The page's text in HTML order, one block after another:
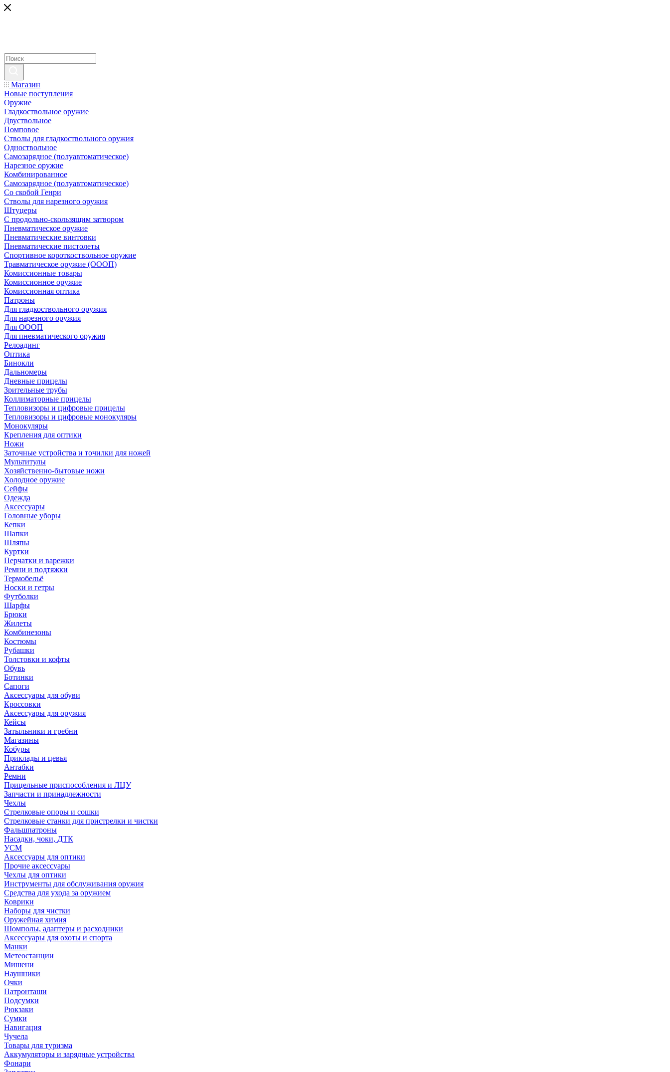
Магазин
Новые поступления
Оружие
Гладкоствольное оружие
Двуствольное
Помповое
Стволы для гладкоствольного оружия
Одноствольное
Самозарядное (полуавтоматическое)
Нарезное оружие
Комбинированное
Самозарядное (полуавтоматическое)
Со скобой Генри
Стволы для нарезного оружия
Штуцеры
С продольно-скользящим затвором
Пневматическое оружие
Пневматические винтовки
Пневматические пистолеты
Спортивное короткоствольное оружие
Травматическое оружие (ОООП)
Комиссионные товары
Комиссионное оружие
Комиссионная оптика
Патроны
Для гладкоствольного оружия
Для нарезного оружия
Для ОООП
Для пневматического оружия
Релоадинг
Оптика
Бинокли
Дальномеры
Дневные прицелы
Зрительные трубы
Коллиматорные прицелы
Тепловизоры и цифровые прицелы
Тепловизоры и цифровые монокуляры
Монокуляры
Крепления для оптики
Ножи
Заточные устройства и точилки для ножей
Мультитулы
Хозяйственно-бытовые ножи
Холодное оружие
Сейфы
Одежда
Аксессуары
Головные уборы
Кепки
Шапки
Шляпы
Куртки
Перчатки и варежки
Ремни и подтяжки
Термобельё
Носки и гетры
Футболки
Шарфы
Брюки
Жилеты
Комбинезоны
Костюмы
Рубашки
Толстовки и кофты
Обувь
Ботинки
Сапоги
Аксессуары для обуви
Кроссовки
Аксессуары для оружия
Кейсы
Затыльники и гребни
Магазины
Кобуры
Приклады и цевья
Антабки
Ремни
Прицельные приспособления и ЛЦУ
Запчасти и принадлежности
Чехлы
Стрелковые опоры и сошки
Стрелковые станки для пристрелки и чистки
Фальшпатроны
Насадки, чоки, ДТК
УСМ
Аксессуары для оптики
Прочие аксессуары
Чехлы для оптики
Инструменты для обслуживания оружия
Средства для ухода за оружием
Коврики
Наборы для чистки
Оружейная химия
Шомполы, адаптеры и расходники
Аксессуары для охоты и спорта
Манки
Метеостанции
Мишени
Наушники
Очки
Патронташи
Подсумки
Рюкзаки
Сумки
Навигация
Чучела
Товары для туризма
Аккумуляторы и зарядные устройства
Фонари